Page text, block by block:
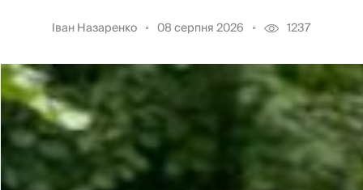
Іван Назаренко 08 серпня 2026 1237